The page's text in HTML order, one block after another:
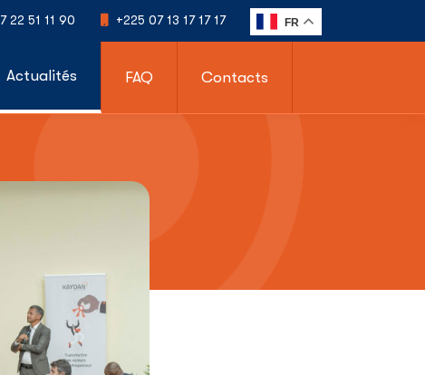
22 51 11 90 +225 07 13 17 17 17 FR
Actualités FAQ Contacts